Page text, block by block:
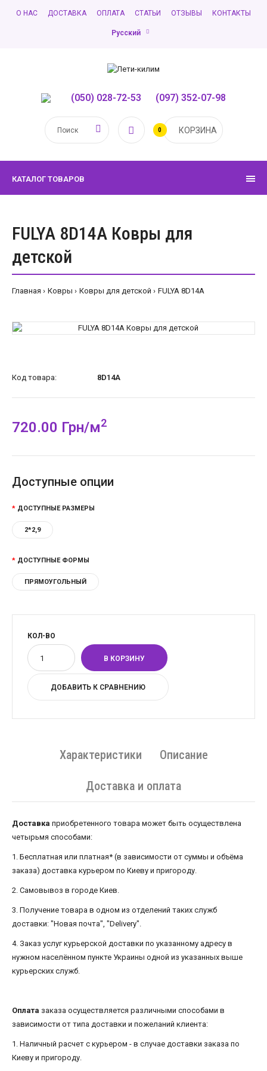
О НАС ДОСТАВКА ОПЛАТА СТАТЬИ ОТЗЫВЫ КОНТАКТЫ
Русский
(050) 028-72-53 (097) 352-07-98
0 КОРЗИНА
КАТАЛОГ ТОВАРОВ
FULYA 8D14A Ковры для
детской
Главная Ковры Ковры для детской FULYA 8D14A
Код товара: 8D14A
720.00 Грн/м2
Доступные опции
ДОСТУПНЫЕ РАЗМЕРЫ
2*2,9
ДОСТУПНЫЕ ФОРМЫ
ПРЯМОУГОЛЬНЫЙ
КОЛ-ВО
ДОБАВИТЬ К СРАВНЕНИЮ
Характеристики Описание
Доставка и оплата
Доставка приобретенного товара может быть осуществлена ​​
четырьмя способами:
1. Бесплатная или платная* (в зависимости от суммы и объёма
заказа) доставка курьером по Киеву и пригороду.
2. Самовывоз в городе Киев.
3. Получение товара в одном из отделений таких служб
доставки: "Новая почта", "Delivery".
4. Заказ услуг курьерской доставки по указанному адресу в
нужном населённом пункте Украины одной из указанных выше
курьерских служб.
Оплата заказа осуществляется различными способами в
зависимости от типа доставки и пожеланий клиента:
1. Наличный расчет с курьером - в случае доставки заказа по
Киеву и пригороду.